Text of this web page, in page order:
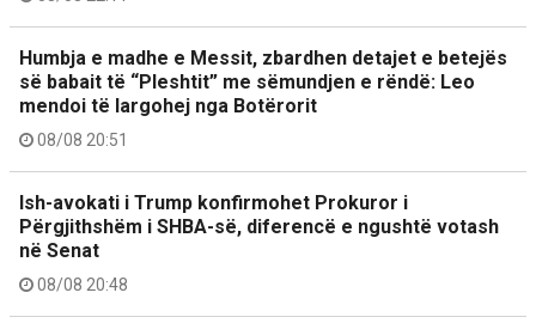
Humbja e madhe e Messit, zbardhen detajet e betejës
së babait të “Pleshtit” me sëmundjen e rëndë: Leo
mendoi të largohej nga Botërorit
08/08 20:51
Ish-avokati i Trump konfirmohet Prokuror i
Përgjithshëm i SHBA-së, diferencë e ngushtë votash
në Senat
08/08 20:48